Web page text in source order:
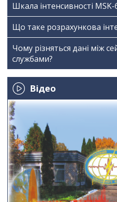
Шкала інтенсивності МSK-
Що таке розрахункова
Чому різняться дані між
службами?
Відео